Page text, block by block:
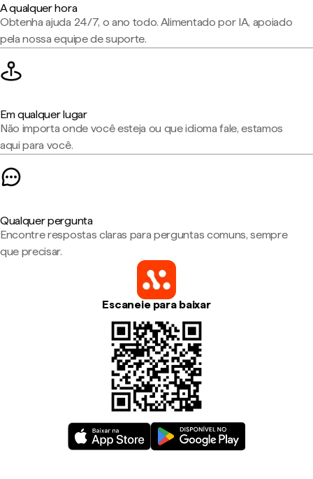
A qualquer hora
Obtenha ajuda 24/7, o ano todo. Alimentado por IA, apoiado
pela nossa equipe de suporte.
Em qualquer lugar
Não importa onde você esteja ou que idioma fale, estamos
aqui para você.
Qualquer pergunta
Encontre respostas claras para perguntas comuns, sempre
que precisar.
Escaneie para baixar